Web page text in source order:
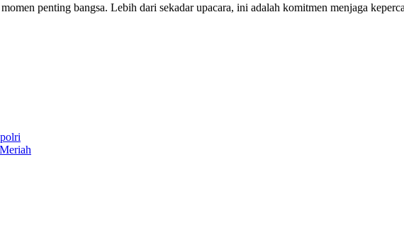
penting bangsa. Lebih dari sekadar upacara, ini adalah komitmen menjaga